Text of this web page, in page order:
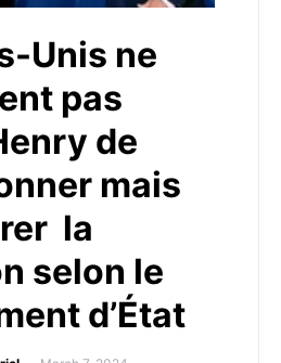
Unis ne
pas
de
mais
la
selon le
d’État